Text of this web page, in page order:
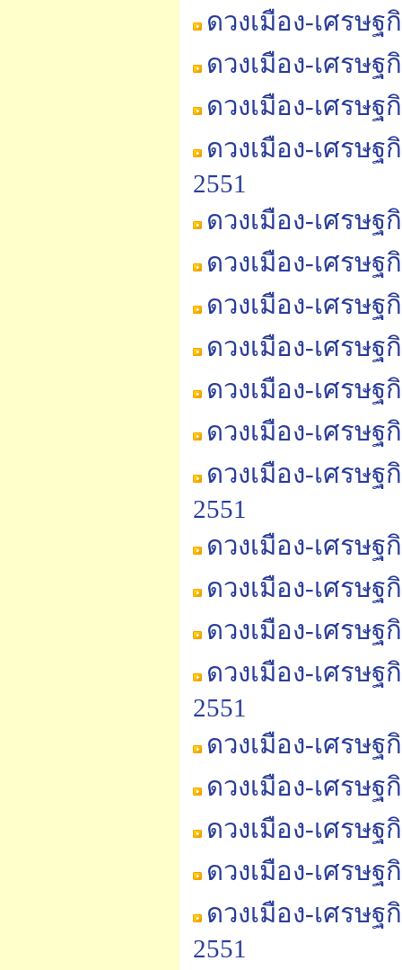
ดวงเมือง-เศรษ
ดวงเมือง-เศรษ
ดวงเมือง-เศรษ
ดวงเมือง-เศรษ
2551
ดวงเมือง-เศรษ
ดวงเมือง-เศรษ
ดวงเมือง-เศรษ
ดวงเมือง-เศรษ
ดวงเมือง-เศรษ
ดวงเมือง-เศรษ
ดวงเมือง-เศรษ
2551
ดวงเมือง-เศรษ
ดวงเมือง-เศรษ
ดวงเมือง-เศรษ
ดวงเมือง-เศรษ
2551
ดวงเมือง-เศรษ
ดวงเมือง-เศรษ
ดวงเมือง-เศรษ
ดวงเมือง-เศรษ
ดวงเมือง-เศรษ
2551